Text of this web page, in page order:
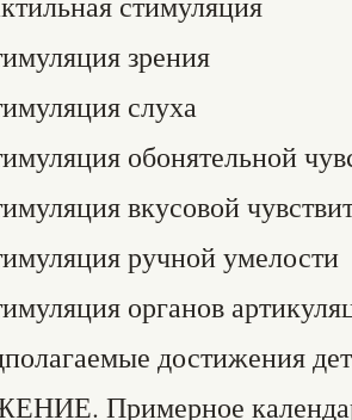
зрения
слуха
обонятельной
вкусовой
ручной умелости
органов
достижения
Примерное